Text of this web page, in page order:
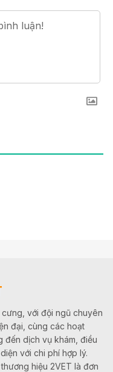
với đội ngũ chuyên
đại, cùng các hoạt
đến dịch vụ khám, điều
với chi phí hợp lý.
hiệu 2VET là đơn